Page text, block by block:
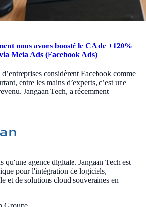
nous avons boosté le CA de +120%
Meta Ads (Facebook Ads)
considèrent Facebook comme
entre les mains d’experts, c’est une
Jangaan Tech, a récemment
qu'une agence digitale. Jangaan Tech est
pour l'intégration de logiciels,
et de solutions cloud souveraines en